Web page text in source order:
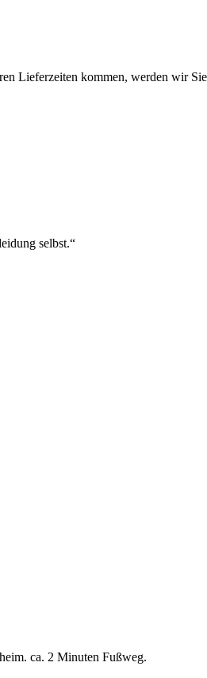
Lieferzeiten kommen, werden wir
selbst.“
ca. 2 Minuten Fußweg.